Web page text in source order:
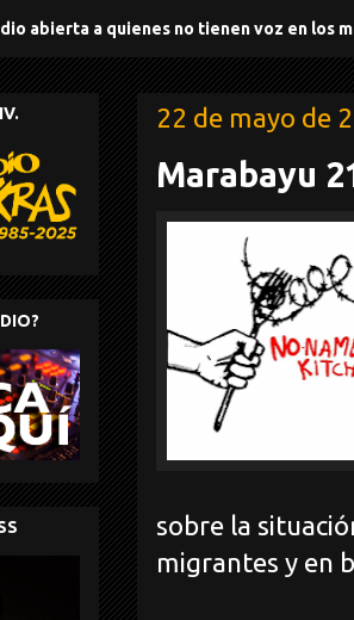
abierta a quienes no tienen voz en los
22 de mayo de
Marabayu
sobre la
migrantes y en